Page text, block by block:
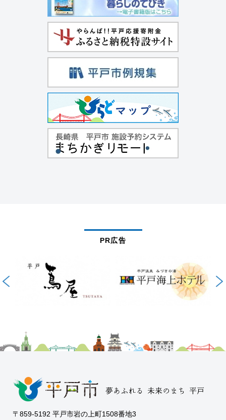
PR広告
〒859-5192 平戸市岩の上町1508番地3